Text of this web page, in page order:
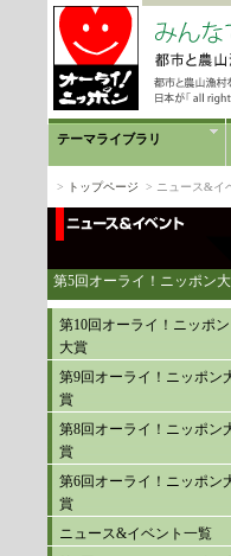
テーマライブラリ
> トップページ > ニュース&イ
第5回オーライ！ニッポン
第10回オーライ！ニッポン
大賞
第9回オーライ！ニッポン
賞
第8回オーライ！ニッポン
賞
第6回オーライ！ニッポン
賞
ニュース&イベント一覧